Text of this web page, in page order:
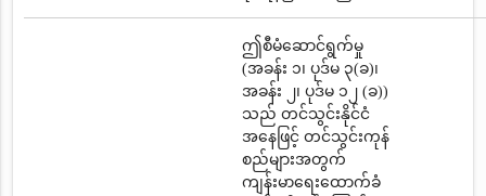
ဤစီမံဆောင်ရွက်မှု
(အခန်း ၁၊ ပုဒ်မ ၃(ခ)၊
အခန်း ၂၊ ပုဒ်မ ၁၂ (ခ))
သည် တင်သွင်းနိုင်ငံ
အနေဖြင့် တင်သွင်းကုန်
စည်များအတွက်
ကျန်းမာရေးထောက်ခံ